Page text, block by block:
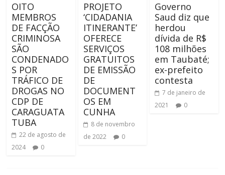
OITO
MEMBROS
DE FACÇÃO
CRIMINOSA
SÃO
CONDENADO
S POR
TRÁFICO DE
DROGAS NO
CDP DE
CARAGUATA
TUBA
22 de agosto de
2024
0
PROJETO
‘CIDADANIA
ITINERANTE’
OFERECE
SERVIÇOS
GRATUITOS
DE EMISSÃO
DE
DOCUMENT
OS EM
CUNHA
8 de novembro
de 2022
0
Governo
Saud diz que
herdou
dívida de R$
108 milhões
em Taubaté;
ex-prefeito
contesta
7 de janeiro de
2021
0